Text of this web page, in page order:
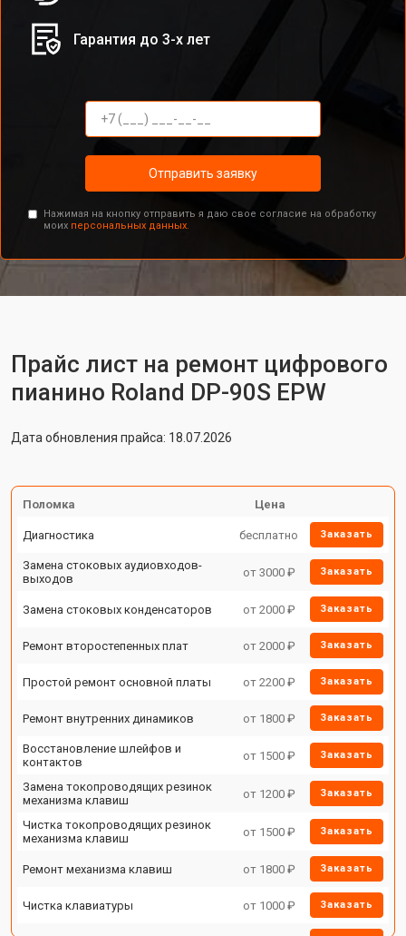
Гарантия до 3-х лет
Отправить заявку
Нажимая на кнопку отправить я даю свое согласие на обработку
моих персональных данных.
Прайс лист на ремонт цифрового
пианино Roland DP-90S EPW
Дата обновления прайса: 18.07.2026
Поломка Цена
Диагностика бесплатно Заказать
Замена стоковых аудиовходов-
выходов
от 3000 ₽ Заказать
Замена стоковых конденсаторов от 2000 ₽ Заказать
Ремонт второстепенных плат от 2000 ₽ Заказать
Простой ремонт основной платы от 2200 ₽ Заказать
Ремонт внутренних динамиков от 1800 ₽ Заказать
Восстановление шлейфов и
контактов
от 1500 ₽ Заказать
Замена токопроводящих резинок
механизма клавиш
от 1200 ₽ Заказать
Чистка токопроводящих резинок
механизма клавиш
от 1500 ₽ Заказать
Ремонт механизма клавиш от 1800 ₽ Заказать
Чистка клавиатуры от 1000 ₽ Заказать